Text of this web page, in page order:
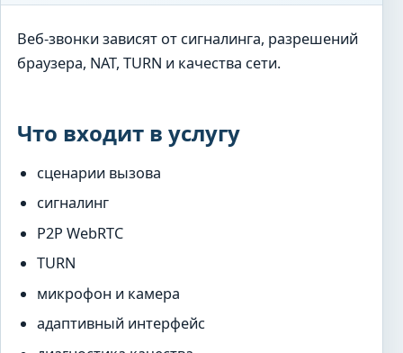
Веб-звонки зависят от сигналинга, разрешений
браузера, NAT, TURN и качества сети.
Что входит в услугу
сценарии вызова
сигналинг
P2P WebRTC
TURN
микрофон и камера
адаптивный интерфейс